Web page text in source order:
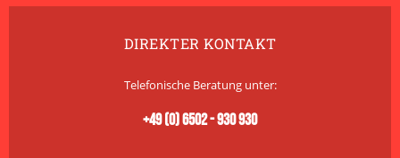
DIREKTER KONTAKT
Telefonische Beratung unter:
+49 (0) 6502 - 930 930